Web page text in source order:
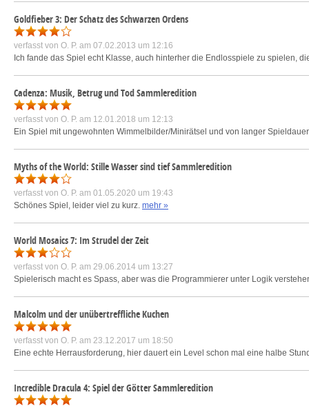
Goldfieber 3: Der Schatz des Schwarzen Ordens
verfasst von O. P. am 07.02.2013 um 12:16
Ich fande das Spiel echt Klasse, auch hinterher die Endlosspiele zu spielen,
Cadenza: Musik, Betrug und Tod Sammleredition
verfasst von O. P. am 12.01.2018 um 12:13
Ein Spiel mit ungewohnten Wimmelbilder/Minirätsel und von langer
Myths of the World: Stille Wasser sind tief Sammleredition
verfasst von O. P. am 01.05.2020 um 19:43
Schönes Spiel, leider viel zu kurz. mehr »
World Mosaics 7: Im Strudel der Zeit
verfasst von O. P. am 29.06.2014 um 13:27
Spielerisch macht es Spass, aber was die Programmierer unter Logik
Malcolm und der unübertreffliche Kuchen
verfasst von O. P. am 23.12.2017 um 18:50
Eine echte Herrausforderung, hier dauert ein Level schon mal eine halbe
Incredible Dracula 4: Spiel der Götter Sammleredition